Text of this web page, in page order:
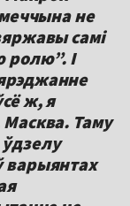
не
самі
ролю”. І
ж, я
Таму
варыянтах